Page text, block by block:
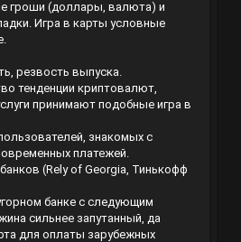
гроши (доллары, валюта) и
Игра в карты условные
резвость выпуска.
тенденции криптовалют,
принимают подобные игра в
знакомых с
платежей.
(Rely of Georgia, Тинькофф
банке с следующим
сильнее запутанный, да
для оплаты зарубежных